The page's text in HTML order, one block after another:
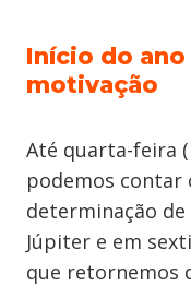
Início do
motivação
Até quarta-feira
podemos contar
determinação
Júpiter e em
que retornemos